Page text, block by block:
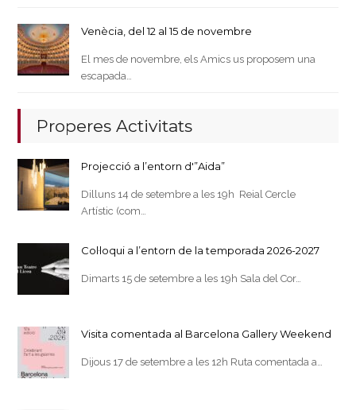
Venècia, del 12 al 15 de novembre
El mes de novembre, els Amics us proposem una
escapada…
Properes Activitats
Projecció a l’entorn d'”Aida”
Dilluns 14 de setembre a les 19h Reial Cercle
Artístic (com…
Col·loqui a l’entorn de la temporada 2026-2027
Dimarts 15 de setembre a les 19h Sala del Cor…
Visita comentada al Barcelona Gallery Weekend
Dijous 17 de setembre a les 12h Ruta comentada a…